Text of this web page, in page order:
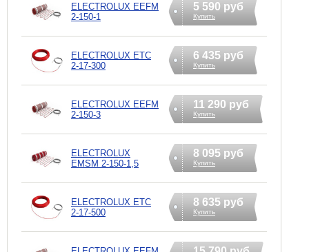
ELECTROLUX EEFM
2-150-1
5 590 руб
Купить
ELECTROLUX ETC
2-17-300
6 435 руб
Купить
ELECTROLUX EEFM
2-150-3
11 290 руб
Купить
ELECTROLUX
EMSM 2-150-1,5
8 095 руб
Купить
ELECTROLUX ETC
2-17-500
8 635 руб
Купить